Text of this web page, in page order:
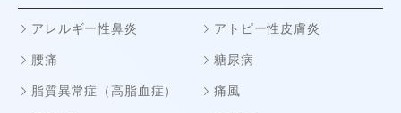
アレルギー性鼻炎 アトピー性皮膚炎
腰痛 糖尿病
脂質異常症（高脂血症） 痛風